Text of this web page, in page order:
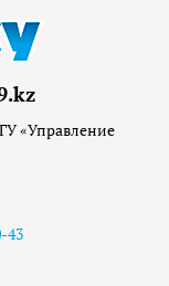
«Управление
43